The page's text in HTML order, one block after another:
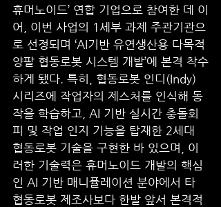
휴머노이드’ 연합 기업으로 참여한 데 이
어, 이번 사업의 1세부 과제 주관기관으
로 선정되며 ‘AI기반 유연생산용 다목적
양팔 협동로봇 시스템 개발’에 본격 착수
하게 됐다. 특히, 협동로봇 인디(Indy)
시리즈에 작업자의 제스처를 인식해 동
작을 학습하고, AI 기반 실시간 충돌회
피 및 작업 인지 기능을 탑재한 2세대
협동로봇 기술을 구현한 바 있으며, 이
러한 기술력은 휴머노이드 개발의 핵심
인 AI 기반 매니퓰레이션 분야에서 타
협동로봇 제조사보다 한발 앞서 본격적